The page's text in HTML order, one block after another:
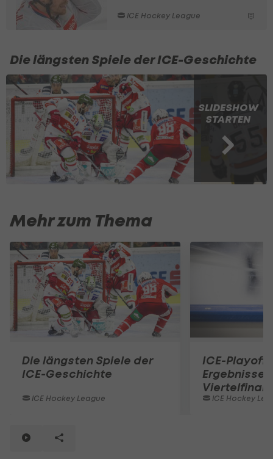
ICE Hockey League
Die längsten Spiele der ICE-Geschichte
SLIDESHOW
STARTEN
Mehr zum Thema
Die längsten Spiele der
ICE-Geschichte
ICE Hockey League
ICE-
Ergebnisse
Viertelfinal-
ICE Hockey